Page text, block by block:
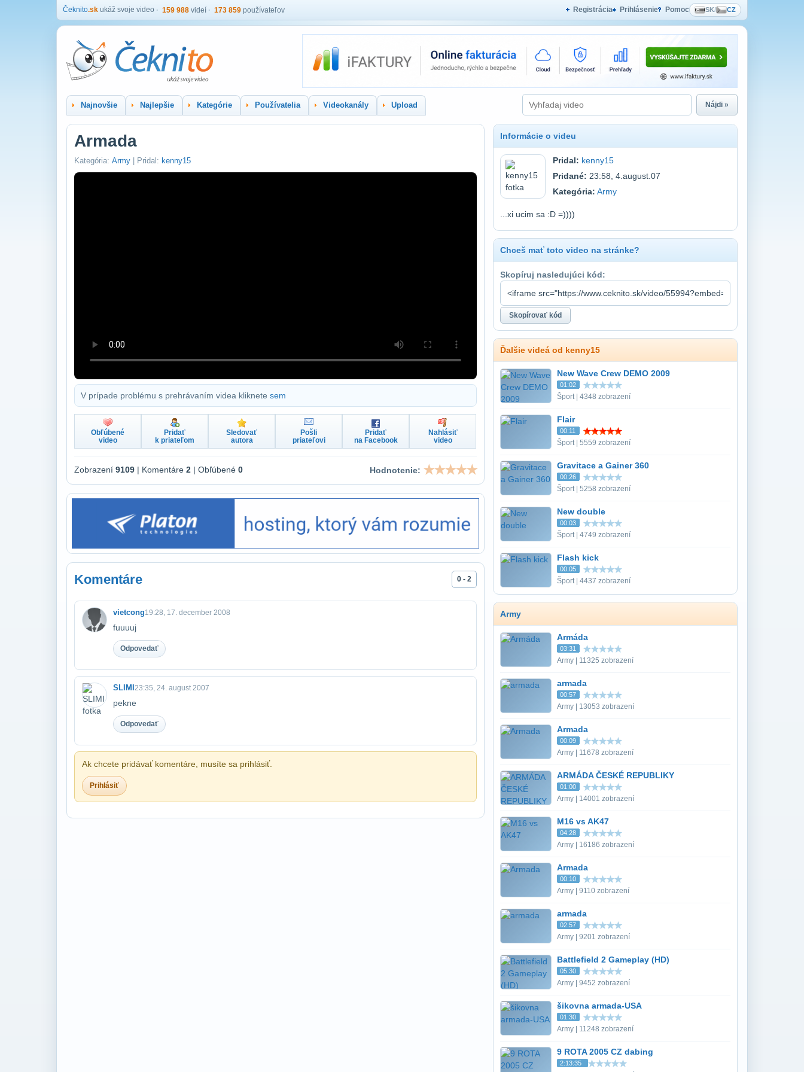
Čeknito.sk ukáž svoje video 159 988 videí 173 859 používateľov Registrácia Prihlásenie Pomoc SK/ CZ
Najnovšie Najlepšie Kategórie Používatelia Videokanály Upload Nájdi »
Armada
Kategória: Army | Pridal: kenny15
V prípade problému s prehrávaním videa kliknete sem
Obľúbené
video
Pridať
k priateľom
Sledovať
autora
Pošli
priateľovi
Pridať
na Facebook
Nahlásiť
video
Zobrazení 9109 | Komentáre 2 | Obľúbené 0 Hodnotenie:
Komentáre 0 - 2
vietcong19:28, 17. december 2008
fuuuuj
Odpovedať
SLIMI 23:35, 24. august 2007
pekne
Odpovedať
Ak chcete pridávať komentáre, musíte sa prihlásiť.
Prihlásiť
Informácie o videu
Pridal: kenny15
Pridané: 23:58, 4.august.07
Kategória: Army
...xi ucim sa :D =))))
Chceš mať toto video na stránke?
Skopíruj nasledujúci kód:
Ďalšie videá od kenny15
New Wave Crew DEMO 2009
01:02
Šport | 4348 zobrazení
Flair
00:11
Šport | 5559 zobrazení
Gravitace a Gainer 360
00:26
Šport | 5258 zobrazení
New double
00:03
Šport | 4749 zobrazení
Flash kick
00:05
Šport | 4437 zobrazení
Army
Armáda
03:31
Army | 11325 zobrazení
armada
00:57
Army | 13053 zobrazení
Armada
00:09
Army | 11678 zobrazení
ARMÁDA ČESKÉ REPUBLIKY
01:00
Army | 14001 zobrazení
M16 vs AK47
04:28
Army | 16186 zobrazení
Armada
00:10
Army | 9110 zobrazení
armada
02:57
Army | 9201 zobrazení
Battlefield 2 Gameplay (HD)
05:30
Army | 9452 zobrazení
šikovna armada-USA
01:30
Army | 11248 zobrazení
9 ROTA 2005 CZ dabing
2:13:35